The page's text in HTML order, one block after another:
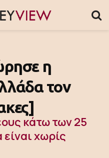
η
τον
κάτω των 25
χωρίς